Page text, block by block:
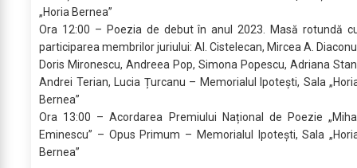
„Horia Bernea”
Ora 12:00 – Poezia de debut în anul 2023. Masă rotundă
participarea membrilor juriului: Al. Cistelecan, Mircea A.
Doris Mironescu, Andreea Pop, Simona Popescu, Adriana
Andrei Terian, Lucia Țurcanu – Memorialul Ipotești, Sala
Bernea”
Ora 13:00 – Acordarea Premiului Național de Poezie
Eminescu” – Opus Primum – Memorialul Ipotești, Sala
Bernea”